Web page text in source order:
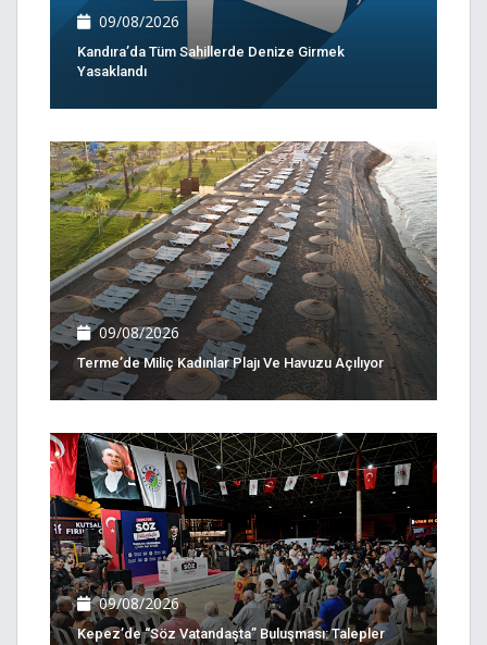
09/08/2026
Kandıra’da Tüm Sahillerde Denize Girmek
Yasaklandı
09/08/2026
Terme’de Miliç Kadınlar Plajı Ve Havuzu Açılıyor
09/08/2026
Kepez’de “Söz Vatandaşta” Buluşması: Talepler